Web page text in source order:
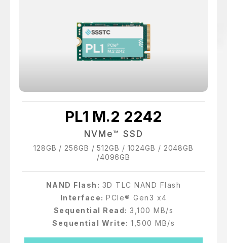
PL1 M.2 2242
NVMe™ SSD
128GB / 256GB / 512GB / 1024GB / 2048GB
/4096GB
NAND Flash: 3D TLC NAND Flash
Interface: PCIe® Gen3 x4
Sequential Read:3,100 MB/s
Sequential Write: 1,500 MB/s